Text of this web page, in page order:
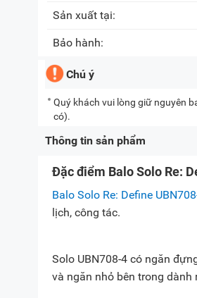
Sản xuất tại:
Bảo hành:
Chú ý
Quý khách vui lòng giữ nguyên
có).
Thông tin sản phẩm
Đặc điểm Balo Solo Re:
Balo Solo Re: Define
lịch, công tác.
Solo UBN708-4 có ngăn
và ngăn nhỏ bên trong dành